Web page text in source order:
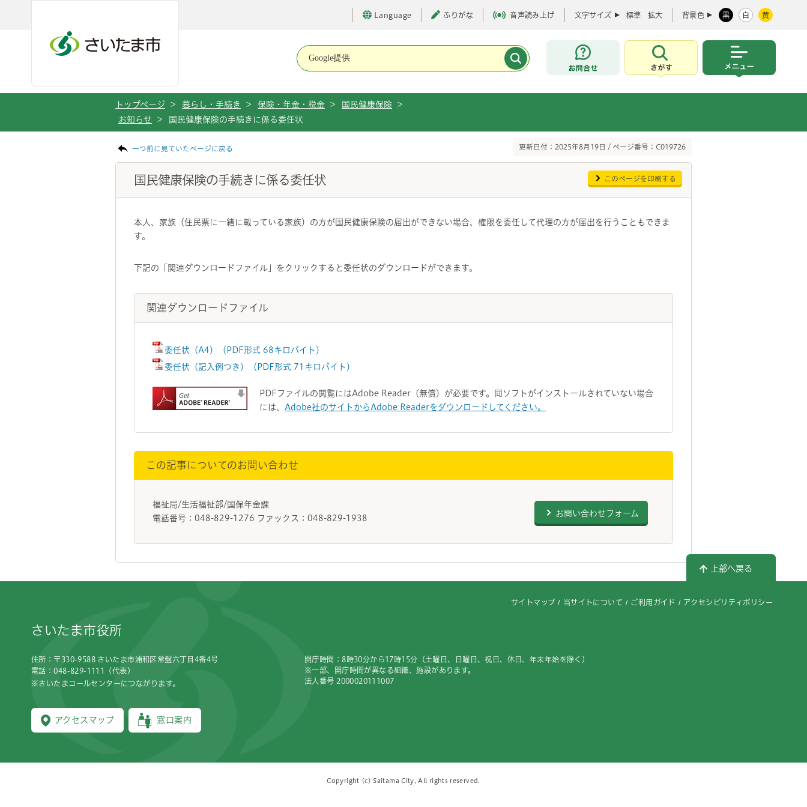
Language ふりがな 音声読み上げ 文字サイズ 標準 拡大 背景色 黒 白 黄
お問合せ
さがす
トップページ > 暮らし・手続き > 保険・年金・税金 > 国民健康保険
>
お知らせ
> 国民健康保険の手続きに係る委任状
一つ前に見ていたページに戻る 更新日付：2025年8月19日 / ページ番号：C019726
国民健康保険の手続きに係る委任状 このページを印刷する
本人、家族（住民票に一緒に載っている家族）の方が国民健康保険の届出ができない場合、権限を委任して代理の方が届出を行うこともできま
す。
下記の「関連ダウンロードファイル」をクリックすると委任状のダウンロードができます。
関連ダウンロードファイル
委任状（A4）（PDF形式 68キロバイト）
委任状（記入例つき）（PDF形式 71キロバイト）
PDFファイルの閲覧にはAdobe Reader（無償）が必要です。同ソフトがインストールされていない場合
には、 Adobe社のサイトからAdobe Readerをダウンロードしてください。
この記事についてのお問い合わせ
福祉局/生活福祉部/国保年金課
電話番号：048-829-1276 ファックス：048-829-1938
お問い合わせフォーム
上部へ戻る
サイトマップ 当サイトについて ご利用ガイド アクセシビリティポリシー
さいたま市役所
住所：〒330-9588 さいたま市浦和区常盤六丁目4番4号
電話：048-829-1111（代表）
※さいたまコールセンターにつながります。
アクセスマップ 窓口案内
開庁時間：8時30分から17時15分（土曜日、日曜日、祝日、休日、年末年始を除く）
※一部、開庁時間が異なる組織、施設があります。
法人番号 2000020111007
Copyright (c) Saitama City, All rights reserved.